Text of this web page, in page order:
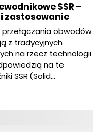
SSR –
zastosowanie
obwodów
z tradycyjnych
na rzecz technologii
na te
SSR (Solid...